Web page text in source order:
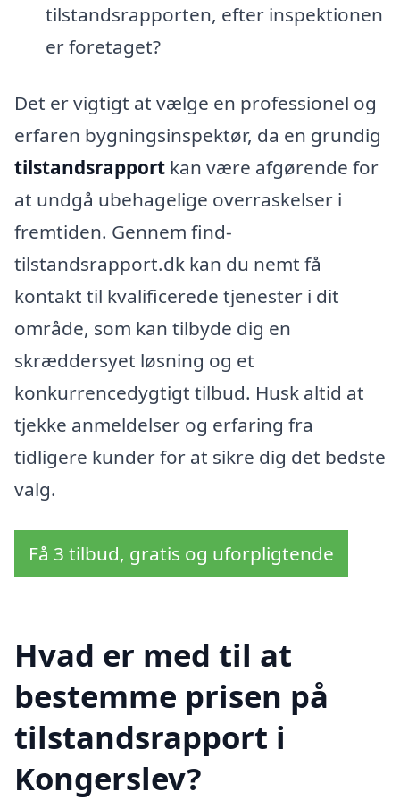
tilstandsrapporten, efter inspektionen
er foretaget?
Det er vigtigt at vælge en professionel og
erfaren bygningsinspektør, da en grundig
tilstandsrapport kan være afgørende for
at undgå ubehagelige overraskelser i
fremtiden. Gennem find-
tilstandsrapport.dk kan du nemt få
kontakt til kvalificerede tjenester i dit
område, som kan tilbyde dig en
skræddersyet løsning og et
konkurrencedygtigt tilbud. Husk altid at
tjekke anmeldelser og erfaring fra
tidligere kunder for at sikre dig det bedste
valg.
Få 3 tilbud, gratis og uforpligtende
Hvad er med til at
bestemme prisen på
tilstandsrapport i
Kongerslev?